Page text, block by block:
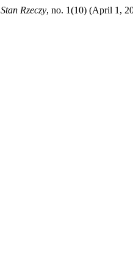
Stan Rzeczy, no. 1(10) (April 1,